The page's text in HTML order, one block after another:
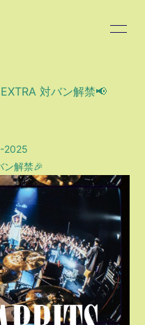
対バン解禁📢
2025
ン解禁🎉